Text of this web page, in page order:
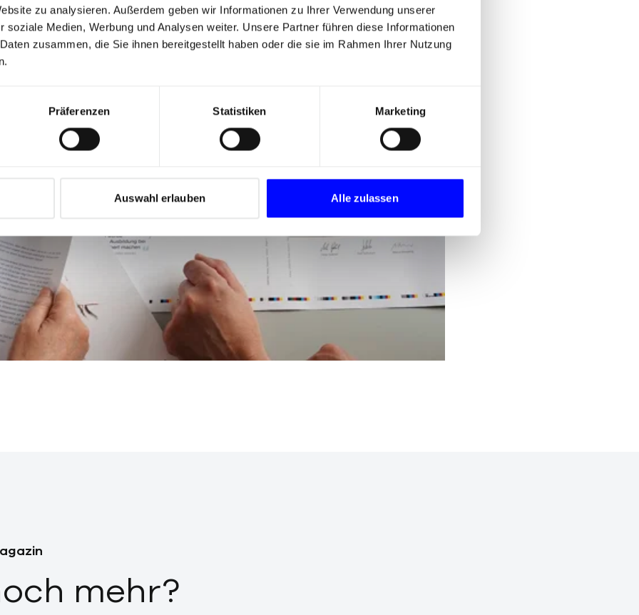
zu analysieren. Außerdem geben wir Informationen zu Ihrer Verwendung unserer
soziale Medien, Werbung und Analysen weiter. Unsere Partner führen diese Informationen
zusammen, die Sie ihnen bereitgestellt haben oder die sie im Rahmen Ihrer Nutzung
Präferenzen Statistiken Marketing
Auswahl erlauben Alle zulassen
mehr?